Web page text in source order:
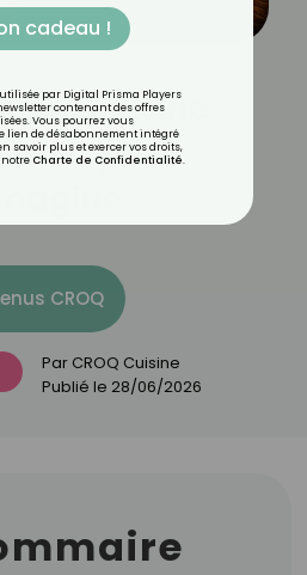
la cuisine
bien plus
CROQ
Par CROQ Cuisine
Publié le 28/06/2026
cadeau !
par Digital Prisma Players
contenant des offres
Vous pourrez vous
lien de désabonnement intégré
savoir plus et exercer vos droits,
Charte de Confidentialité.